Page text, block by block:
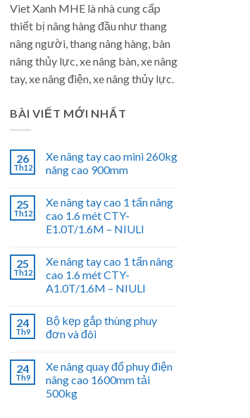
Viet Xanh MHE là nhà cung cấp
thiết bị nâng hàng đầu như thang
nâng người, thang nâng hàng, bàn
nâng thủy lực, xe nâng bàn, xe nâng
tay, xe nâng điện, xe nâng thủy lực.
BÀI VIẾT MỚI NHẤT
26
Th12
Xe nâng tay cao mini 260kg
nâng cao 900mm
25
Th12
Xe nâng tay cao 1 tấn nâng
cao 1.6 mét CTY-
E1.0T/1.6M – NIULI
25
Th12
Xe nâng tay cao 1 tấn nâng
cao 1.6 mét CTY-
A1.0T/1.6M – NIULI
24
Th9
Bộ kẹp gắp thùng phuy
đơn và đôi
24
Th9
Xe nâng quay đổ phuy điện
nâng cao 1600mm tải
500kg